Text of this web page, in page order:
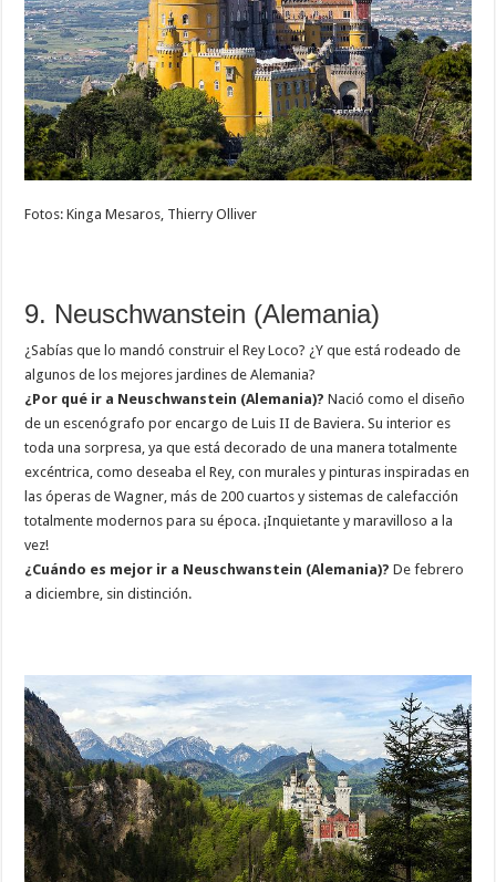
Fotos: Kinga Mesaros, Thierry Olliver
9. Neuschwanstein (Alemania)
¿Sabías que lo mandó construir el Rey Loco? ¿Y que está rodeado de
algunos de los mejores jardines de Alemania?
¿Por qué ir a Neuschwanstein (Alemania)? Nació como el diseño
de un escenógrafo por encargo de Luis II de Baviera. Su interior es
toda una sorpresa, ya que está decorado de una manera totalmente
excéntrica, como deseaba el Rey, con murales y pinturas inspiradas en
las óperas de Wagner, más de 200 cuartos y sistemas de calefacción
totalmente modernos para su época. ¡Inquietante y maravilloso a la
vez!
¿Cuándo es mejor ir a Neuschwanstein (Alemania)?De febrero
a diciembre, sin distinción.